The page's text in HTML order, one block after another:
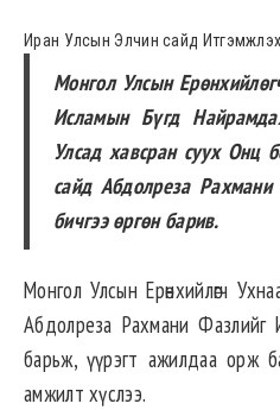
Иран Улсын Элчин сайд Итгэмжлэх
Монгол Улсын
Исламын Бүгд
Улсад хавсран суух Онц
сайд Абдолреза
бичгээ өргөн барив.
Монгол Улсын Ерөнхийлөгч
Абдолреза Рахмани Фазлийг
барьж, үүрэгт ажилдаа орж
амжилт хүслээ.